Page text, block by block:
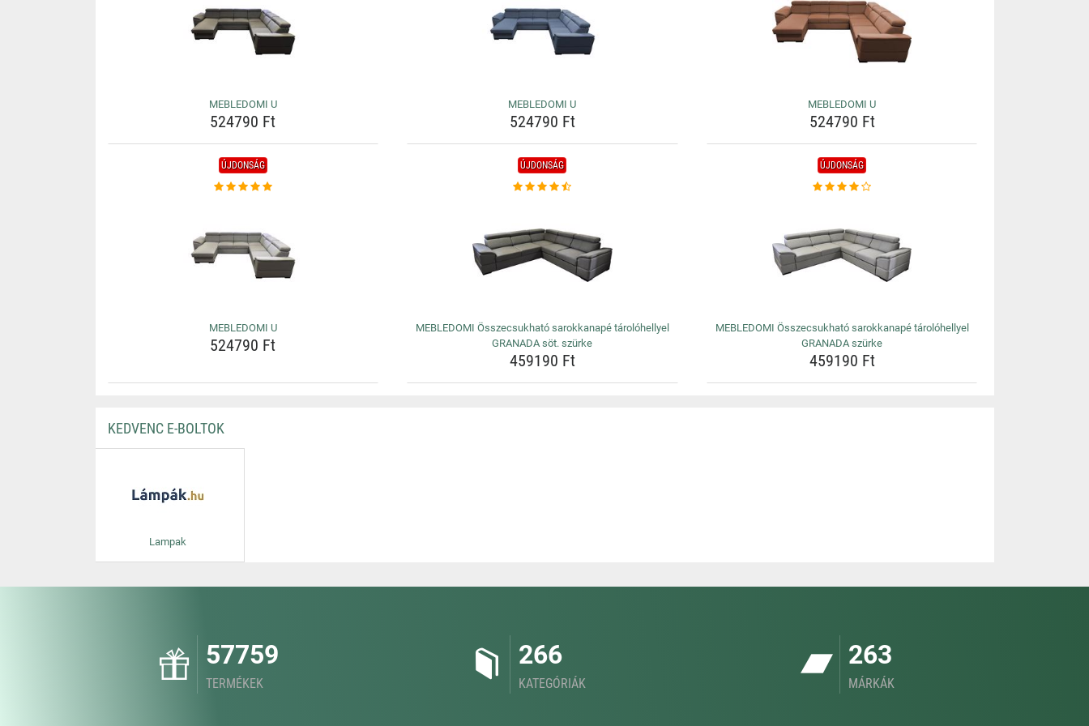
MEBLEDOMI U
524790 Ft
MEBLEDOMI U
524790 Ft
MEBLEDOMI U
524790 Ft
ÚJDONSÁG
MEBLEDOMI U
524790 Ft
ÚJDONSÁG
MEBLEDOMI Összecsukható sarokkanapé tárolóhellyel
GRANADA söt. szürke
459190 Ft
ÚJDONSÁG
MEBLEDOMI Összecsukható sarokkanapé tárolóhellyel
GRANADA szürke
459190 Ft
KEDVENC E-BOLTOK
Lampak
57759
TERMÉKEK
266
KATEGÓRIÁK
263
MÁRKÁK